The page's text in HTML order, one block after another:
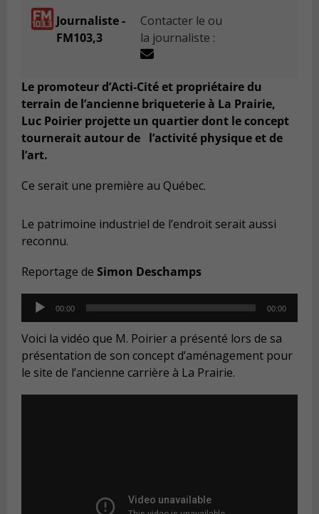
Journaliste -
FM103,3
Contacter le ou
la journaliste :
Le promoteur d’Acti-Cité et propriétaire du
terrain de l’ancienne briqueterie à La Prairie,
Luc Poirier projette un quartier dont le concept
tournerait autour de l’activité physique et de
l’art.
Ce serait une première au Québec.
Le patrimoine industriel de l’endroit serait aussi
reconnu.
Reportage de Simon Deschamps
Audio
Player
00:00 00:00
Voici la vidéo que M. Poirier a présenté lors de sa
présentation de son concept d’aménagement pour
le site de l’ancienne carrière à La Prairie.